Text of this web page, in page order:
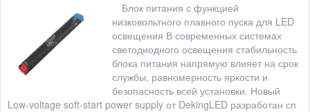
Блок питания с функцией
низковольтного плавного пуска для LED
освещения В современных системах
светодиодного освещения стабильность
блока питания напрямую влияет на срок
службы, равномерность яркости и
безопасность всей установки. Новый
Low-voltage soft-start power supply от DekingLED разработан сп